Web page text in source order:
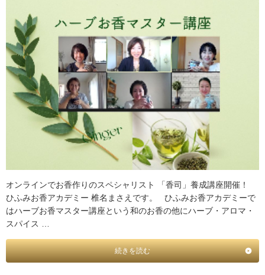
オンラインでお香作りのスペシャリスト 「香司」養成講座開催！
ひふみお香アカデミー 椎名まさえです。 ひふみお香アカデミーで
はハーブお香マスター講座という和のお香の他にハーブ・アロマ・
スパイス …
続きを読む